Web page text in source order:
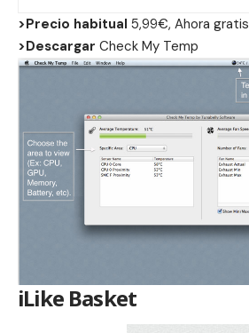
>Precio habitual 5,99€, Ahora gratis
>Descargar Check My Temp
iLike Basket